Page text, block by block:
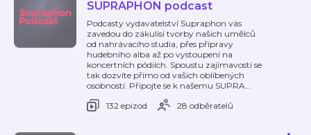
SUPRAPHON podcast
Podcasty vydavatelství Supraphon vás
zavedou do zákulisí tvorby našich umělců
od nahrávacího studia, přes přípravy
hudebního alba až po vystoupení na
koncertních pódiích. Spoustu zajímavostí se
tak dozvíte přímo od vašich oblíbených
osobností. Připojte se k našemu SUPRA…
132 epizod
28 odběratelů